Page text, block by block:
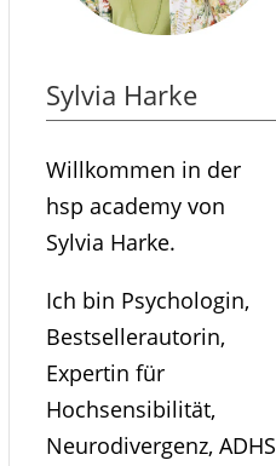
Sylvia Harke
Willkommen in der
hsp academy von
Sylvia Harke.
Ich bin Psychologin,
Bestsellerautorin,
Expertin für
Hochsensibilität,
Neurodivergenz, ADHS